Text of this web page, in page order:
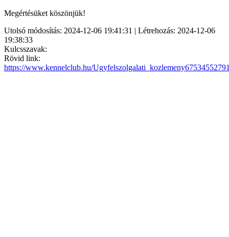
Megértésüket köszönjük!
Utolsó módosítás: 2024-12-06 19:41:31 | Létrehozás: 2024-12-06
19:38:33
Kulcsszavak:
Rövid link:
https://www.kennelclub.hu/